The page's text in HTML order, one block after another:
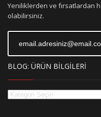
Yeniliklerden ve fırsatlardan
olabilirsiniz.
BLOG: ÜRÜN BİLGİLERİ